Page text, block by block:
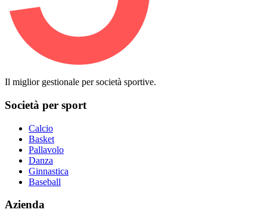
Il miglior gestionale per società sportive.
Società per sport
Calcio
Basket
Pallavolo
Danza
Ginnastica
Baseball
Azienda